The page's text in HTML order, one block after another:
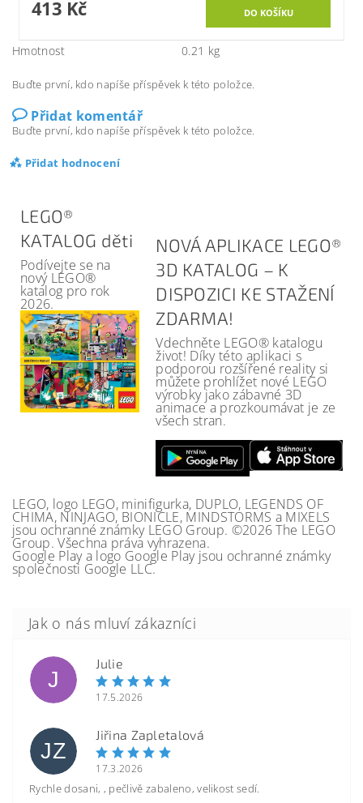
413 Kč
Hmotnost 0.21 kg
Buďte první, kdo napíše příspěvek k této položce.
Přidat komentář
Buďte první, kdo napíše příspěvek k této položce.
Přidat hodnocení
LEGO®
KATALOG děti
Podívejte se na
nový LEGO®
katalog pro rok
2026.
NOVÁ APLIKACE LEGO®
3D KATALOG – K
DISPOZICI KE STAŽENÍ
ZDARMA!
Vdechněte LEGO® katalogu
život! Díky této aplikaci s
podporou rozšířené reality si
můžete prohlížet nové LEGO
výrobky jako zábavné 3D
animace a prozkoumávat je ze
všech stran.
LEGO, logo LEGO, minifigurka, DUPLO, LEGENDS OF
CHIMA, NINJAGO, BIONICLE, MINDSTORMS a MIXELS
jsou ochranné známky LEGO Group. ©2026 The LEGO
Group. Všechna práva vyhrazena.
Google Play a logo Google Play jsou ochranné známky
společnosti Google LLC.
J
Julie
17.5.2026
JZ
Jiřina Zapletalová
17.3.2026
Rychle dosani, , pečlivě zabaleno, velikost sedí.